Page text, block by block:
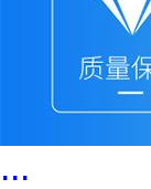
...